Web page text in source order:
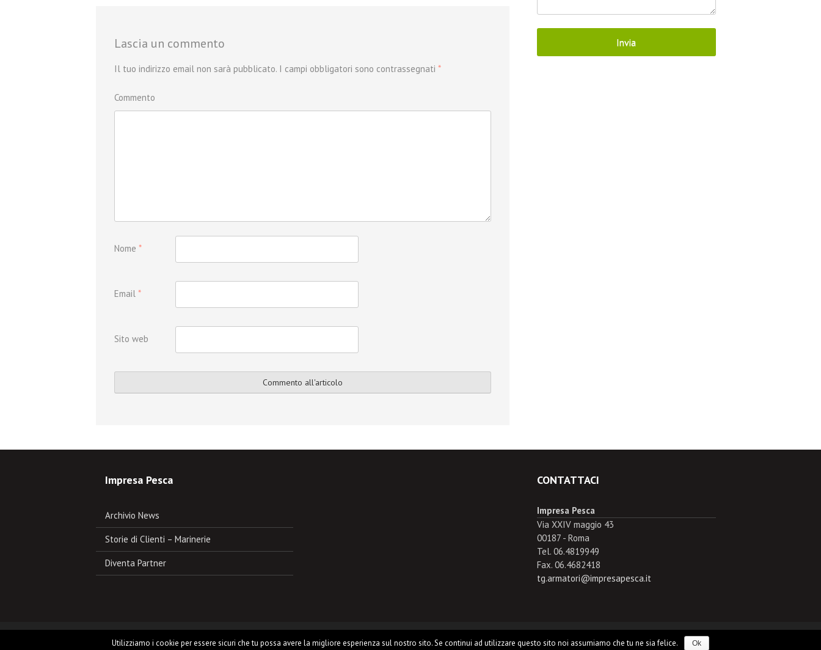
Lascia un commento
Il tuo indirizzo email non sarà pubblicato. I campi obbligatori sono contrassegnati *
Commento
Nome *
Email *
Sito web
Impresa Pesca
Archivio News
Storie di Clienti – Marinerie
Diventa Partner
CONTATTACI
Impresa Pesca
Via XXIV maggio 43
00187 - Roma
Tel. 06.4819949
Fax. 06.4682418
tg.armatori@impresapesca.it
Copyright © 2026Impresa Pesca
Utilizziamo i cookie per essere sicuri che tu possa avere la migliore esperienza sul nostro sito. Se continui ad utilizzare questo sito noi assumiamo che tu ne sia felice. Ok